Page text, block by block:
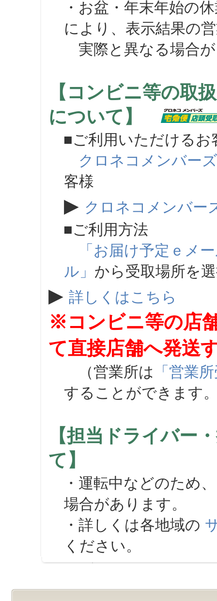
・お盆・年末年始の
により、表示結果の
実際と異なる場合が
【コンビニ等の取
について】
■ご利用いただけるお
クロネコメンバーズ
客様
▶ クロネコメンバー
■ご利用方法
「お届け予定ｅメ
ル」 から受取場所を
▶ 詳しくはこちら
※コンビニ等の店
て直接店舗へ発送
（営業所は 「営業
することができます
【担当ドライバー
て】
・運転中などのため
場合があります。
・詳しくは各地域の
ください。